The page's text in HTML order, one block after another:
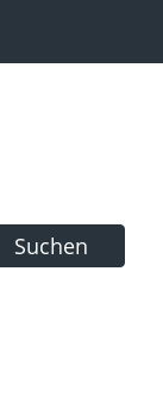
Suchen